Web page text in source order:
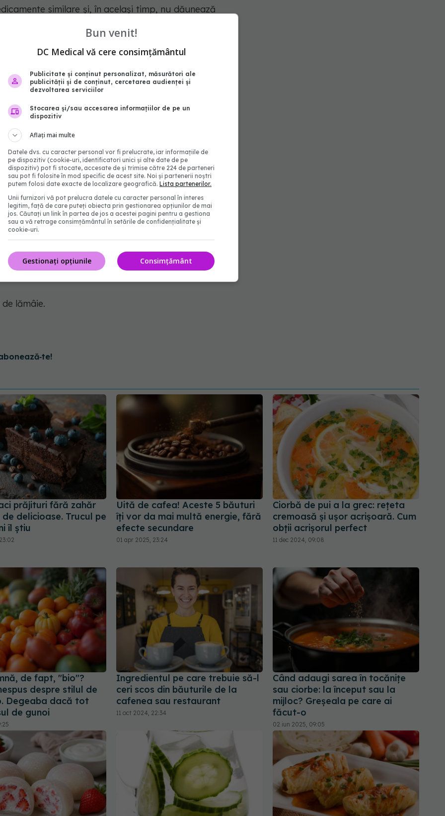
similare și, în același timp, nu dăunează
simplă și durează doar câteva minute.
curcuma proaspăt rasă
stevie
lămâie.
prăjituri fără zahăr
delicioase. Trucul pe
îl știu
Uită de cafea! Aceste 5 băuturi
îți vor da mai multă energie, fără
efecte secundare
01 apr 2025, 23:24
Ciorbă de pui a la grec: rețeta
cremoasă și ușor acrișoară. Cum
obții acrișorul perfect
11 dec 2024, 09:08
de fapt, "bio"?
despre stilul de
Degeaba dacă tot
de gunoi
Ingredientul pe care trebuie să-l
ceri scos din băuturile de la
cafenea sau restaurant
11 oct 2024, 22:34
Când adaugi sarea în tocănițe
sau ciorbe: la început sau la
mijloc? Greșeala pe care ai
făcut-o
02 iun 2025, 09:05
Bun venit!
DC Medical vă cere consimțământul
Publicitate și conținut personalizat, măsurători ale
publicității și de conținut, cercetarea audienței și
dezvoltarea serviciilor
Stocarea și/sau accesarea informațiilor de pe un
dispozitiv
Aflați mai multe
Datele dvs. cu caracter personal vor fi prelucrate, iar informațiile de
pe dispozitiv (cookie-uri, identificatori unici și alte date de pe
dispozitiv) pot fi stocate, accesate de și trimise către 224 de parteneri
sau pot fi folosite în mod specific de acest site. Noi și partenerii noștri
putem folosi date exacte de localizare geografică. Lista partenerilor.
Unii furnizori vă pot prelucra datele cu caracter personal în interes
legitim, față de care puteți obiecta prin gestionarea opțiunilor de mai
jos. Căutați un link în partea de jos a acestei pagini pentru a gestiona
sau a vă retrage consimțământul în setările de confidențialitate și
cookie-uri.
Consimțământ
Gestionați opțiunile